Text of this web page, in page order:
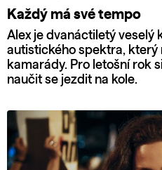
Každý má své tempo
Alex je dvanáctiletý veselý
autistického spektra, který
kamarády. Pro letošní rok
naučit se jezdit na kole.